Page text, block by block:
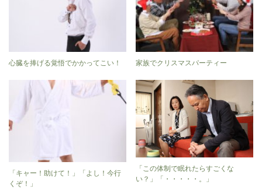
心臓を捧げる覚悟でかかってこい！ 家族でクリスマスパーティー
「キャー！助けて！」「よし！今行
くぞ！」
「この体制で眠れたらすごくな
い？」「・・・・・。」